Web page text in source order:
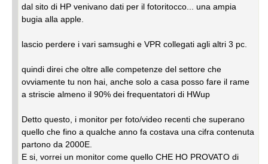
dal sito di HP venivano dati per il fotoritocco... una ampia
bugia alla apple.
lascio perdere i vari samsughi e VPR collegati agli altri 3 pc.
quindi direi che oltre alle competenze del settore che
ovviamente tu non hai, anche solo a casa posso fare il rame
a striscie almeno il 90% dei frequentatori di HWup
Detto questo, i monitor per foto/video recenti che superano
quello che fino a qualche anno fa costava una cifra contenuta
partono da 2000E.
E si, vorrei un monitor come quello CHE HO PROVATO di